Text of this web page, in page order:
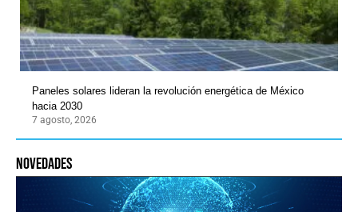
Paneles solares lideran la revolución energética de México
hacia 2030
7 agosto, 2026
novedades